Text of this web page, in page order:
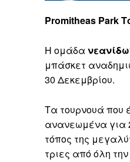
Promitheas Park
Η ομάδα
μπάσκετ
30 Δεκεμβρίου.
Τα τουρνουά που
ανανεωμένα για
τόπος της
τριες από όλη